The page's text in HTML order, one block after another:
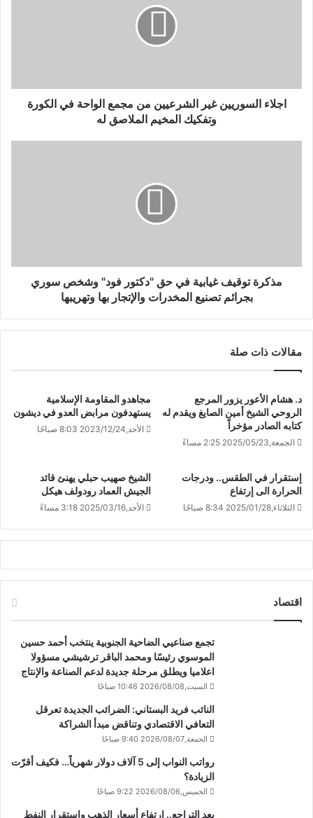
اجلاء السوريين غير الشرعيين من مجمع الواحة في الكورة
وتفكيك المخيم الملاصق له
مذكرة توقيف غيابية في حق "دكتور فود" وشخص سوري
بجرائم تصنيع المخدرات والإتجار بها وتهريبها
مقالات ذات صلة
د. هشام الأعور يزور المرجع
الروحي الشيخ أمين الصايغ ويقدم له
كتابه الصادر مؤخراً
الجمعة,2025/05/23 2:25 مساءً
مجاهدو المقاومة الإسلامية
يستهدفون مرابض ‏العدو في ديشون
الأحد,2023/12/24 8:03 صباحًا
إستقرار في الطقس.. ودرجات
الحرارة الى إرتفاع
الثلاثاء,2025/01/28 8:34 صباحًا
الشيخ صهيب حبلي يهنئ قائد
الجيش العماد رودولف هيكل
الأحد,2025/03/16 3:18 مساءً
اقتصاد
تجمع صناعيي الضاحية الجنوبية ينتخب أحمد حسين
الموسوي رئيسًا ومحمد الباقر ترشيشي مسؤولا
اعلاميا ويطلق مرحلة جديدة لدعم الصناعة والإنتاج
السبت,2026/08/08 10:46 صباحًا
النائب فريد البستاني: الضرائب الجديدة تعرقل
التعافي الاقتصادي وتناقض مبدأ الشراكة
الجمعة,2026/08/07 9:40 صباحًا
رواتب النواب إلى 5 آلاف دولار شهرياً… فكيف أقرّت
الزيادة؟
الخميس,2026/08/06 9:22 صباحًا
بعد التراجع.. ارتفاع أسعار الذهب واستقرار النفط